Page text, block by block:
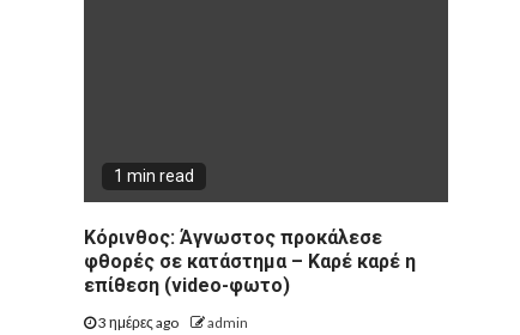
1 min read
Κόρινθος: Άγνωστος προκάλεσε
φθορές σε κατάστημα – Καρέ καρέ η
επίθεση (video-φωτο)
3 ημέρες ago admin